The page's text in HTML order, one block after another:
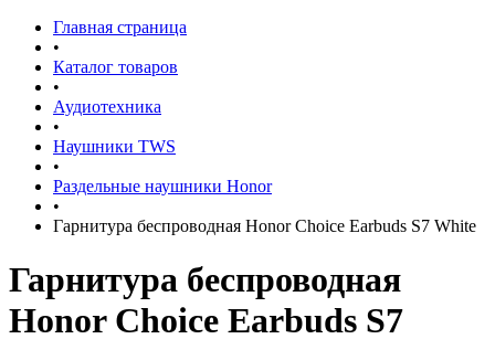
Главная страница
•
Каталог товаров
•
Аудиотехника
•
Наушники TWS
•
Раздельные наушники Honor
•
Гарнитура беспроводная Honor Choice Earbuds S7 White
Гарнитура беспроводная
Honor Choice Earbuds S7